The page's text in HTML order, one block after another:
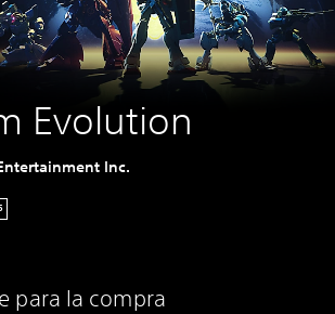
Evolution
Inc.
para la compra